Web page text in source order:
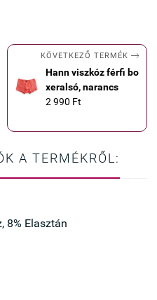
KÖVETKEZŐ TERMÉK 
Hann viszkóz férfi bo
xeralsó, narancs
2 990 Ft
A TERMÉKRŐL:
8% Elasztán